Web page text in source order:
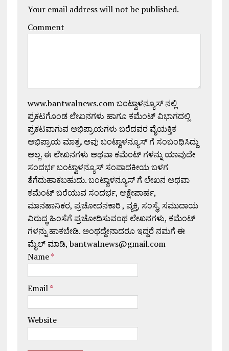
Your email address will not be published.
Comment
www.bantwalnews.com ಬಂಟ್ವಾಳನ್ಯೂಸ್ ನಲ್ಲಿ
ಪ್ರಕಟಗೊಂಡ ಲೇಖನಗಳು ಹಾಗೂ ಕಮೆಂಟ್ ವಿಭಾಗದಲ್ಲಿ
ಪ್ರಕಟವಾಗುವ ಅಭಿಪ್ರಾಯಗಳು ಬರೆದವರ ವೈಯಕ್ತಿಕ
ಅಭಿಪ್ರಾಯ ಮಾತ್ರ. ಅವು ಬಂಟ್ವಾಳನ್ಯೂಸ್ ಗೆ ಸಂಬಂಧಿಸಿದ್ದು
ಅಲ್ಲ. ಈ ಲೇಖನಗಳು ಅಥವಾ ಕಮೆಂಟ್ ಗಳನ್ನು ಯಾವುದೇ
ಸಂದರ್ಭ ಬಂಟ್ವಾಳನ್ಯೂಸ್ ಸಂಪಾದಕೀಯ ಬಳಗ
ತೆಗೆದುಹಾಕಬಹುದು. ಬಂಟ್ವಾಳನ್ಯೂಸ್ ಗೆ ಲೇಖನ ಅಥವಾ
ಕಮೆಂಟ್ ಬರೆಯುವ ಸಂದರ್ಭ, ಆಕ್ಷೇಪಾರ್ಹ,
ಮಾನಹಾನಿಕರ, ಪ್ರಚೋದನಕಾರಿ , ವ್ಯಕ್ತಿ, ಸಂಸ್ಥೆ, ಸಮುದಾಯ
ವಿರುದ್ಧ ಹಿಂಸೆಗೆ ಪ್ರಚೋದಿಸುವಂಥ ಲೇಖನಗಳು, ಕಮೆಂಟ್
ಗಳನ್ನು ಹಾಕಬೇಡಿ. ಅಂಥದ್ದೇನಾದರೂ ಇದ್ದರೆ ನಮಗೆ ಈ
ಮೈಲ್ ಮಾಡಿ, bantwalnews@gmail.com
Name*
Email*
Website